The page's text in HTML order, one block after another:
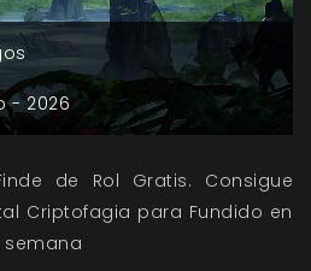
-2026
de Rol Gratis. Consigue
Criptofagia para Fundido en
semana